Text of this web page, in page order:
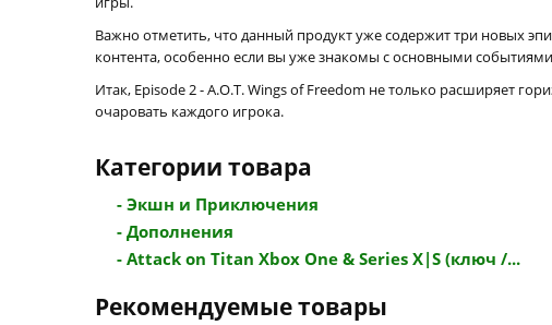
Важно отметить, что данный продукт уже содержит три новых
контента, особенно если вы уже знакомы с основными
Итак, Episode 2 - A.O.T. Wings of Freedom не только расширяет
очаровать каждого игрока.
Категории товара
- Экшн и Приключения
- Дополнения
- Attack on Titan Xbox One & Series X|S (ключ /...
Рекомендуемые товары